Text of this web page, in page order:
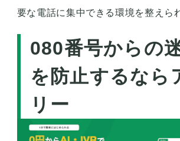
要な電話に集中できる環境を整えら
080番号からの
を防止するなら
リー